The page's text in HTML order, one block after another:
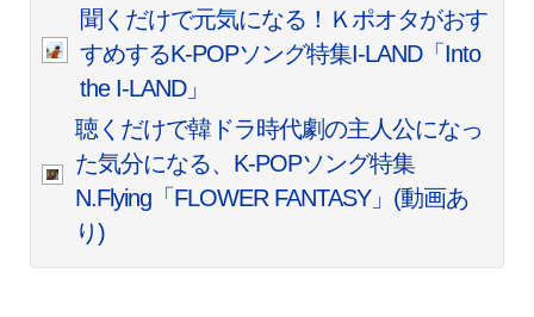
聞くだけで元気になる！Ｋポオタがおす
すめするK-POPソング特集I-LAND「Into
the I-LAND」
聴くだけで韓ドラ時代劇の主人公になっ
た気分になる、K-POPソング特集
N.Flying「FLOWER FANTASY」(動画あ
り)